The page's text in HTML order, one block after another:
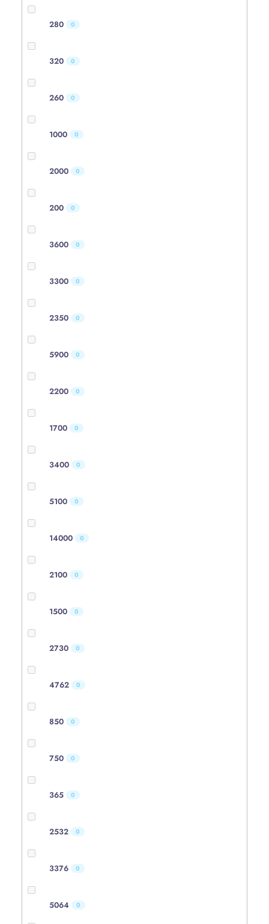
280 0
320 0
260 0
1000 0
2000 0
200 0
3600 0
3300 0
2350 0
5900 0
2200 0
1700 0
3400 0
5100 0
14000 0
2100 0
1500 0
2730 0
4762 0
850 0
750 0
365 0
2532 0
3376 0
5064 0